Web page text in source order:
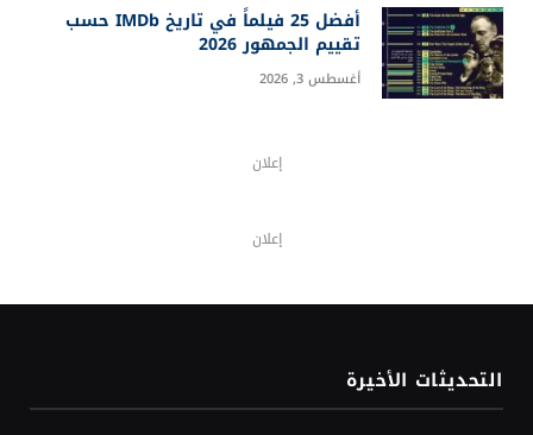
أفضل 25 فيلماً في تاريخ IMDb حسب
تقييم الجمهور 2026
أغسطس 3, 2026
إعلان
إعلان
التحديثات الأخيرة